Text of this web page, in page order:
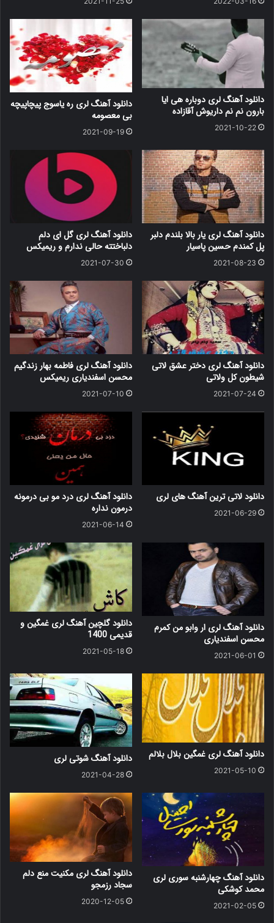
دانلود آهنگ لری دوباره هی ایا
بارون نم نم داریوش آقازاده
2021-10-22
دانلود آهنگ لری ره یاسوج پیچاپیچه
بی معصومه
2021-09-19
دانلود آهنگ لری یار بالا بلندم دلبر
پل کمندم حسین پاسیار
2021-08-23
دانلود آهنگ لری گل ای دلم
دلباختته حالی ندارم و ریمیکس
2021-07-30
دانلود آهنگ لری دختر عشق لاتی
شیطون کل ولاتی
2021-07-24
دانلود آهنگ لری فاطمه بهار زندگیم
محسن اسفندیاری ریمیکس
2021-07-10
دانلود لاتی ترین آهنگ های لری
2021-06-29
دانلود آهنگ لری درد مو بی درمونه
درمون نداره
2021-06-14
دانلود آهنگ لری ار وابو من کمرم
محسن اسفندیاری
2021-06-01
دانلود گلچین آهنگ لری غمگین و
قدیمی 1400
2021-05-18
دانلود آهنگ لری غمگین بلال بلالم
2021-05-10
دانلود آهنگ شوتی لری
2021-04-28
دانلود آهنگ چهارشنبه سوری لری
محمد کوشکی
2021-02-05
دانلود آهنگ لری مکنیت منع دلم
سجاد رزمجو
2020-12-05